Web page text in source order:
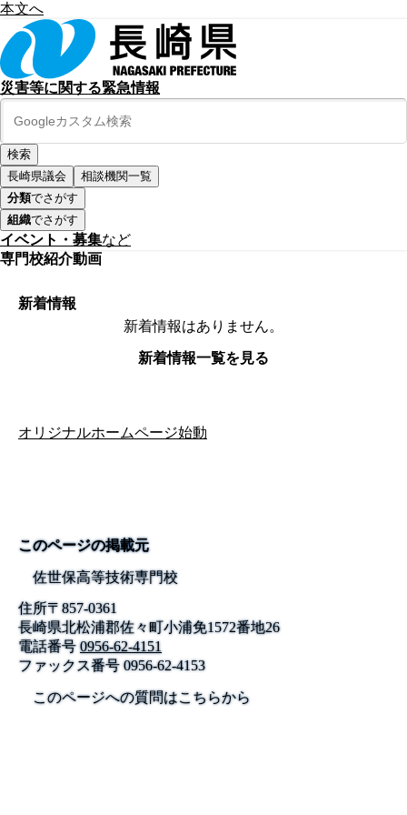
本文へ
災害等に関する緊急情報
長崎県議会
相談機関一覧
分類でさがす
組織でさがす
イベント・募集など
専門校紹介動画
新着情報
新着情報はありません。
新着情報一覧を見る
オリジナルホームページ始動
このページの掲載元
佐世保高等技術専門校
住所〒857-0361
長崎県北松浦郡佐々町小浦免1572番地26
電話番号 0956-62-4151
ファックス番号0956-62-4153
このページへの質問はこちらから